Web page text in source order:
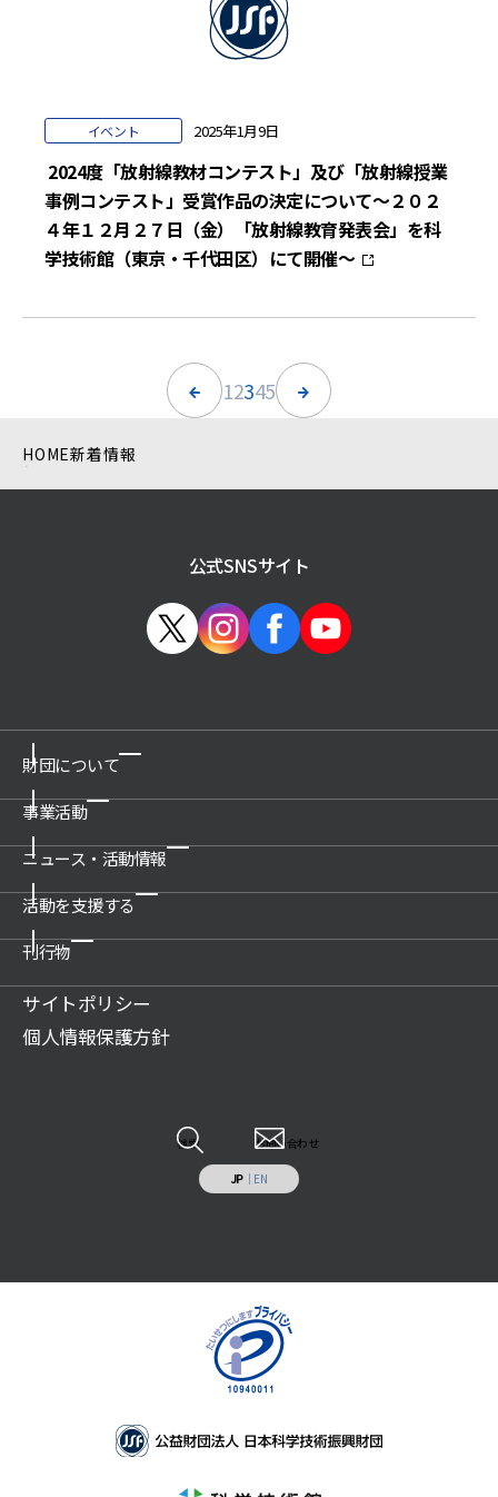
2025年1月9日
イベント
2024度「放射線教材コンテスト」及び「放射線授業
事例コンテスト」受賞作品の決定について～２０２
４年１２月２７日（金）「放射線教育発表会」を科
学技術館（東京・千代田区）にて開催～
12345
HOME新着情報
公式SNSサイト
財団について
ご挨拶
概要
沿革
関連団体
アクセス
事業活動
博物館の運営管理・プロデュース
科学技術館
所沢航空発祥記念館
展示物の貸出（巡回展示物）
科学技術系人材の育成
情報システムの受託開発と運用業務
ニュース・活動情報
新着情報一覧
プレスリリース
活動情報
広報誌記事
活動を支援する
ご支援のお願い
賛助会について
ご遺贈のご案内
刊行物
財団案内
JSF TODAY
サイトポリシー
個人情報保護方針
JP｜ EN
検索 お問い合わせ